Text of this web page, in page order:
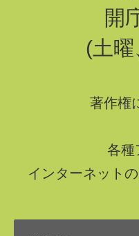
開
(土
著作権
各種
インターネット